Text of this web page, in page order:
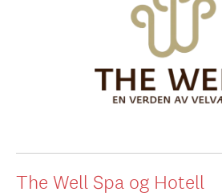
The Well Spa og Hotell